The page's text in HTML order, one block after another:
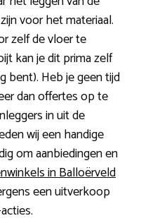
voor het materiaal.
zelf de vloer te
kan je dit prima zelf
bent). Heb je geen tijd
dan offertes op te
in uit de
wij een handige
om aanbiedingen en
in Balloërveld
een uitverkoop